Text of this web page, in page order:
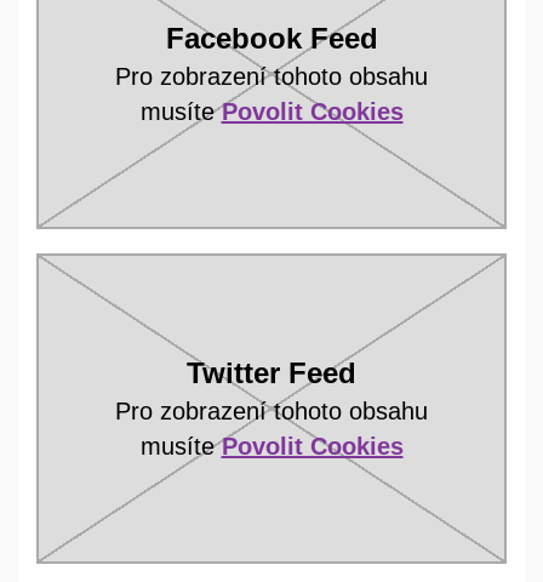
Facebook Feed
Pro zobrazení tohoto obsahu
musítePovolit Cookies
Twitter Feed
Pro zobrazení tohoto obsahu
musítePovolit Cookies